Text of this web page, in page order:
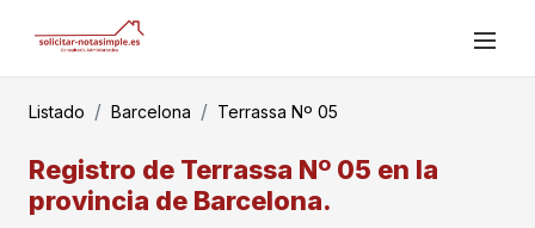
Listado Barcelona Terrassa Nº 05
Registro de Terrassa Nº 05 en la
provincia de Barcelona.